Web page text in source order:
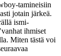
tamineisiin
jotain järkeä.
ismi-
ihmiset
Miten tästä voi